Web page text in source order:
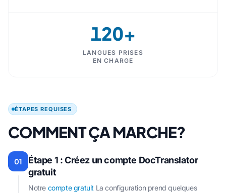
120+
LANGUES PRISES
EN CHARGE
ÉTAPES REQUISES
COMMENT ÇA MARCHE?
01
Étape 1 : Créez un compte DocTranslator
gratuit
Notre compte gratuit La configuration prend quelques